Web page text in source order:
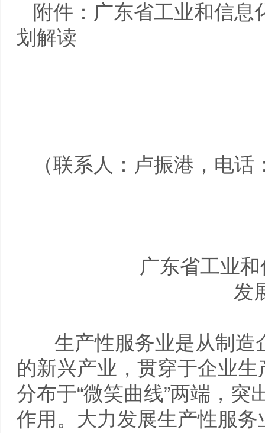
附件：广东省工业和信息
划解读
（联系人：卢振港，电
广东省工业
发
生产性服务业是从制造
的新兴产业，贯穿于企业
分布于“微笑曲线”两端，
作用。大力发展生产性服